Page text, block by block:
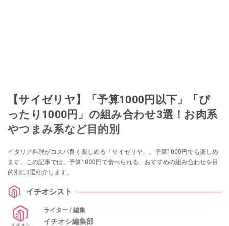
【サイゼリヤ】「予算1000円以下」「ぴ
ったり1000円」の組み合わせ3選！お肉系
やつまみ系など目的別
イタリア料理がコスパ良く楽しめる「サイゼリヤ」。予算1000円でも楽しめ
ます。この記事では、予算1000円で食べられる、おすすめの組み合わせを目
的別に3選紹介します。
イチオシスト
ライター / 編集
イチオシ編集部